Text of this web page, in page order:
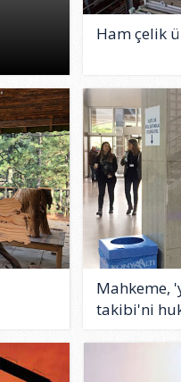
Ham çelik
Mahkeme,
takibi'ni